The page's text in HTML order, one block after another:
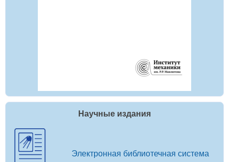
Научные издания
Электронная библиотечная система